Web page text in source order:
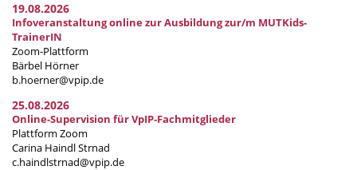
19.08.2026
Infoveranstaltung online zur Ausbildung zur/m MUTKids-
TrainerIN
Zoom-Plattform
Bärbel Hörner
b.hoerner@vpip.de
25.08.2026
Online-Supervision für VpIP-Fachmitglieder
Plattform Zoom
Carina Haindl Strnad
c.haindlstrnad@vpip.de